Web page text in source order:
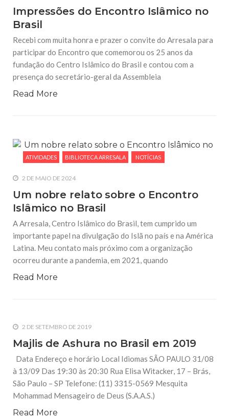
Impressões do Encontro Islâmico no
Brasil
Recebi com muita honra e prazer o convite do Arresala para
participar do Encontro que comemorou os 25 anos da
fundação do Centro Islâmico do Brasil e contou com a
presença do secretário-geral da Assembleia
Read More
ATIVIDADES BIBLIOTECA ARRESALA NOTÍCIAS
2 DE MAIO DE 2024
Um nobre relato sobre o Encontro
Islâmico no Brasil
A Arresala, Centro Islâmico do Brasil, tem cumprido um
importante papel na divulgação do Islã no país e na América
Latina. Meu contato mais próximo com a organização
ocorreu durante a pandemia, em 2021, quando
Read More
2 DE SETEMBRO DE 2019
Majlis de Ashura no Brasil em 2019
Data Endereço e horário Local Idiomas SÃO PAULO 31/08
à 13/09 Das 19:30 às 20:30 Rua Elisa Witacker, 17 – Brás,
São Paulo – SP Telefone: (11) 3315-0569 Mesquita
Mohammad Mensageiro de Deus (S.A.A.S.)
Read More